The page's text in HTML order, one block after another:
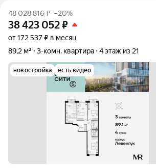
48 028 816₽ –20%
38 423 052₽
от 172 537 ₽ в месяц
89,2 м²
3-комн. квартира 4 этаж из 21
новостройка есть видео